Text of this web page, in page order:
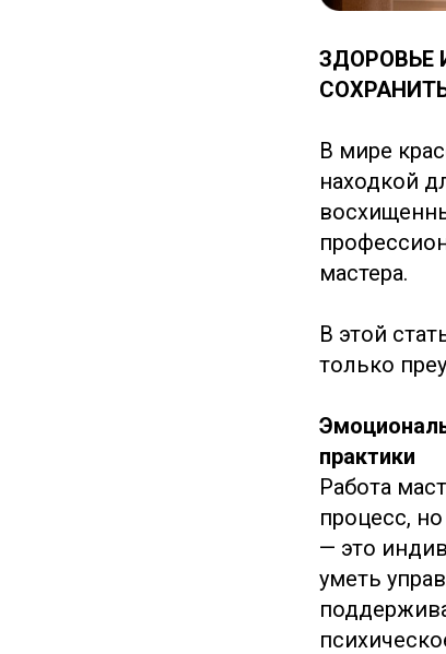
ЗДОРОВЬЕ
В мире
находкой
мастера.
В этой
только
практики
Работа
процесс,
— это
уметь